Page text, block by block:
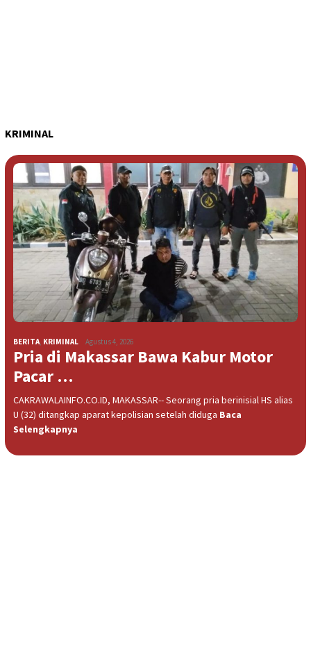
KRIMINAL
BERITA, KRIMINAL Agustus 4, 2026
Pria di Makassar Bawa Kabur Motor
Pacar …
CAKRAWALAINFO.CO.ID, MAKASSAR-- Seorang pria berinisial HS alias
U (32) ditangkap aparat kepolisian setelah diduga Baca
Selengkapnya